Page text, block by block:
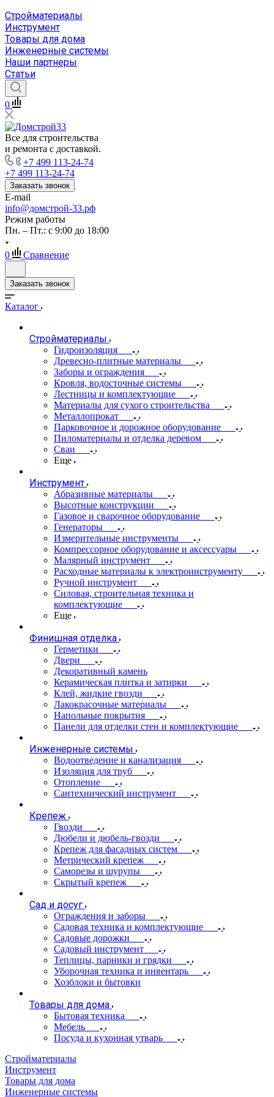
Стройматериалы
Инструмент
Товары для дома
Инженерные системы
Наши партнеры
Статьи
0
Все для строительства
и ремонта с доставкой.
+7 499 113-24-74
+7 499 113-24-74
Заказать звонок
E-mail
info@домстрой-33.рф
Режим работы
Пн. – Пт.: с 9:00 до 18:00
0 Сравнение
Заказать звонок
Каталог
Стройматериалы
Гидроизоляция
Древесно-плитные материалы
Заборы и ограждения
Кровля, водосточные системы
Лестницы и комплектующие
Материалы для сухого строительства
Металлопрокат
Парковочное и дорожное оборудование
Пиломатериалы и отделка деревом
Сваи
Еще
Инструмент
Абразивные материалы
Высотные конструкции
Газовое и сварочное оборудование
Генераторы
Измерительные инструменты
Компрессорное оборудование и аксессуары
Малярный инструмент
Расходные материалы к электроинструменту
Ручной инструмент
Силовая, строительная техника и
комплектующие
Еще
Финишная отделка
Герметики
Двери
Декоративный камень
Керамическая плитка и затирки
Клей, жидкие гвозди
Лакокрасочные материалы
Напольные покрытия
Панели для отделки стен и комплектующие
Инженерные системы
Водоотведение и канализация
Изоляция для труб
Отопление
Сантехнический инструмент
Крепеж
Гвозди
Дюбели и дюбель-гвозди
Крепеж для фасадных систем
Метрический крепеж
Саморезы и шурупы
Скрытый крепеж
Сад и досуг
Ограждения и заборы
Садовая техника и комплектующие
Садовые дорожки
Садовый инструмент
Теплицы, парники и грядки
Уборочная техника и инвентарь
Хозблоки и бытовки
Товары для дома
Бытовая техника
Мебель
Посуда и кухонная утварь
Стройматериалы
Инструмент
Товары для дома
Инженерные системы